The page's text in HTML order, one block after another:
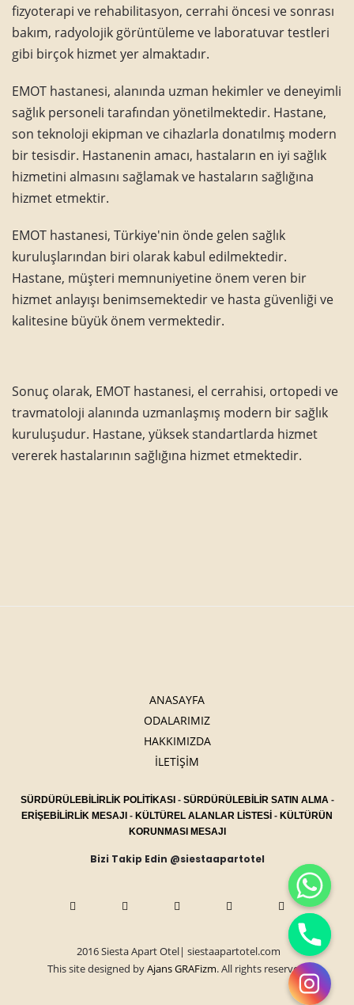
fizyoterapi ve rehabilitasyon, cerrahi öncesi ve sonrası
bakım, radyolojik görüntüleme ve laboratuvar testleri
gibi birçok hizmet yer almaktadır.
EMOT hastanesi, alanında uzman hekimler ve deneyimli
sağlık personeli tarafından yönetilmektedir. Hastane,
son teknoloji ekipman ve cihazlarla donatılmış modern
bir tesisdir. Hastanenin amacı, hastaların en iyi sağlık
hizmetini almasını sağlamak ve hastaların sağlığına
hizmet etmektir.
EMOT hastanesi, Türkiye'nin önde gelen sağlık
kuruluşlarından biri olarak kabul edilmektedir.
Hastane, müşteri memnuniyetine önem veren bir
hizmet anlayışı benimsemektedir ve hasta güvenliği ve
kalitesine büyük önem vermektedir.
Sonuç olarak, EMOT hastanesi, el cerrahisi, ortopedi ve
travmatoloji alanında uzmanlaşmış modern bir sağlık
kuruluşudur. Hastane, yüksek standartlarda hizmet
vererek hastalarının sağlığına hizmet etmektedir.
ANASAYFA
ODALARIMIZ
HAKKIMIZDA
İLETİŞİM
SÜRDÜRÜLEBİLİRLİK POLİTİKASI - SÜRDÜRÜLEBİLİR SATIN ALMA -
ERİŞEBİLİRLİK MESAJI - KÜLTÜREL ALANLAR LİSTESİ - KÜLTÜRÜN
KORUNMASI MESAJI
Bizi Takip Edin @siestaapartotel
2016 Siesta Apart Otel| siestaapartotel.com
This site designed byAjans GRAFizm. All rights reserved.